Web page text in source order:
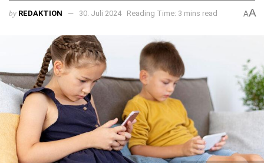
by REDAKTION 30. Juli 2024 Reading Time: 3 mins read AA